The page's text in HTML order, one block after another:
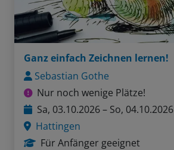
Ganz einfach Zeichnen lernen!
Sebastian Gothe
Nur noch wenige Plätze!
Sa, 03.10.2026 – So, 04.10.2026
Hattingen
Für Anfänger geeignet